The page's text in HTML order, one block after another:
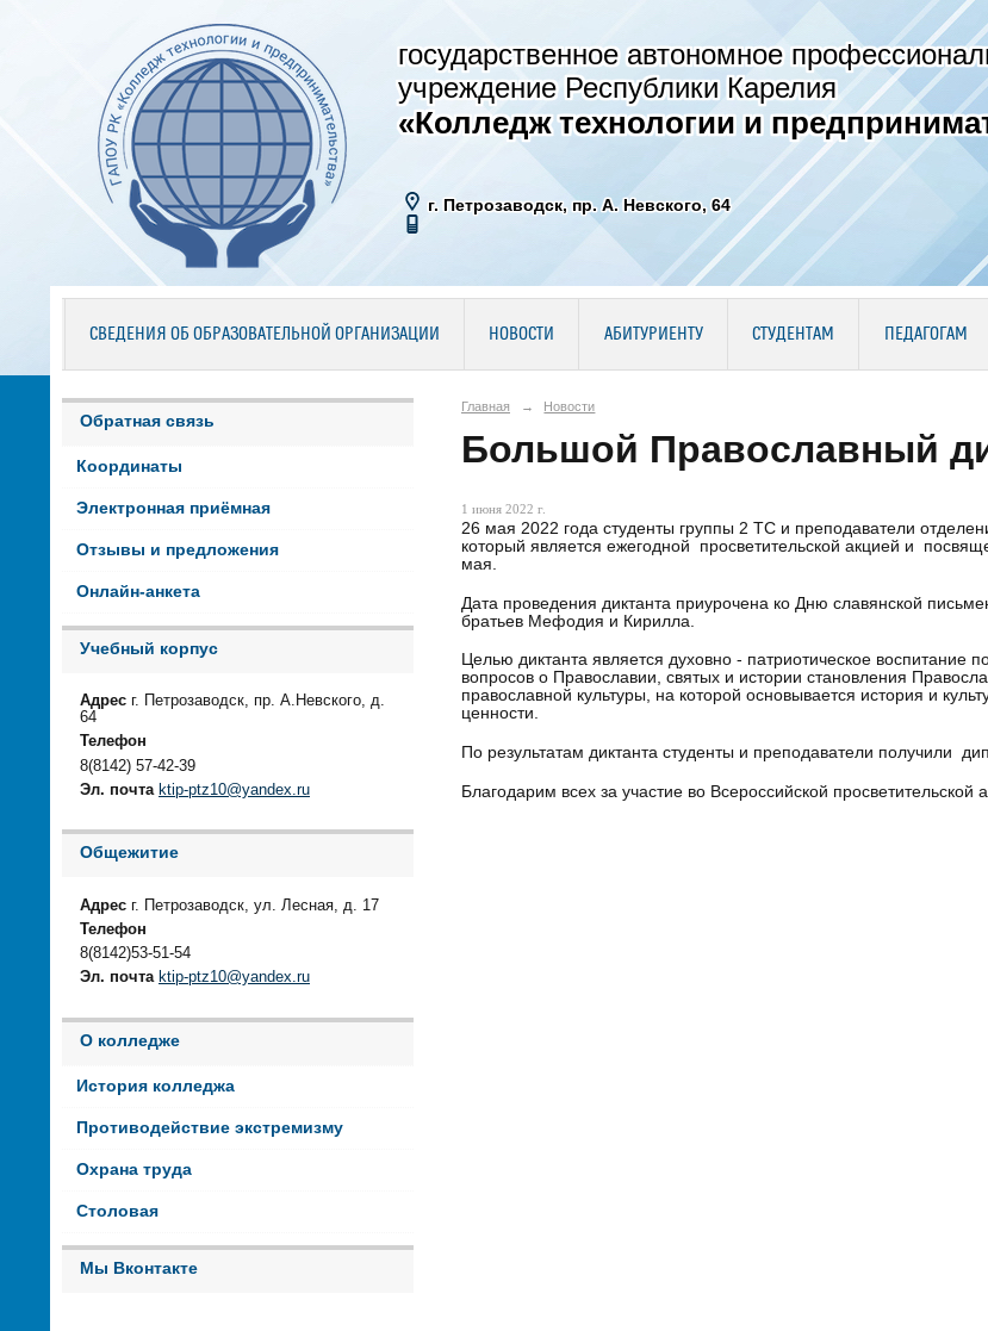
государственное автономное
учреждение Республики Карелия
«Колледж технологии и
г. Петрозаводск, пр. А. Невского, 64
СВЕДЕНИЯ ОБ ОБРАЗОВАТЕЛЬНОЙ ОРГАНИЗАЦИИ НОВОСТИ АБИТУРИЕНТУ СТУДЕНТАМ ПЕДАГОГАМ
Обратная связь
Координаты
Электронная приёмная
Отзывы и предложения
Онлайн-анкета
Учебный корпус
Адрес г. Петрозаводск, пр. А.Невского, д.
64
Телефон
8(8142) 57-42-39
Эл. почта ktip-ptz10@yandex.ru
Общежитие
Адрес г. Петрозаводск, ул. Лесная, д. 17
Телефон
8(8142)53-51-54
Эл. почта ktip-ptz10@yandex.ru
О колледже
История колледжа
Противодействие экстремизму
Охрана труда
Столовая
Мы Вконтакте
Главная → Новости
Большой Православный
1 июня 2022 г.
26 мая 2022 года студенты группы 2 ТС и преподаватели
который является ежегодной просветительской акцией и
мая.
Дата проведения диктанта приурочена ко Дню славянской
братьев Мефодия и Кирилла.
Целью диктанта является духовно - патриотическое
вопросов о Православии, святых и истории становления
православной культуры, на которой основывается история и
ценности.
По результатам диктанта студенты и преподаватели получили
Благодарим всех за участие во Всероссийской